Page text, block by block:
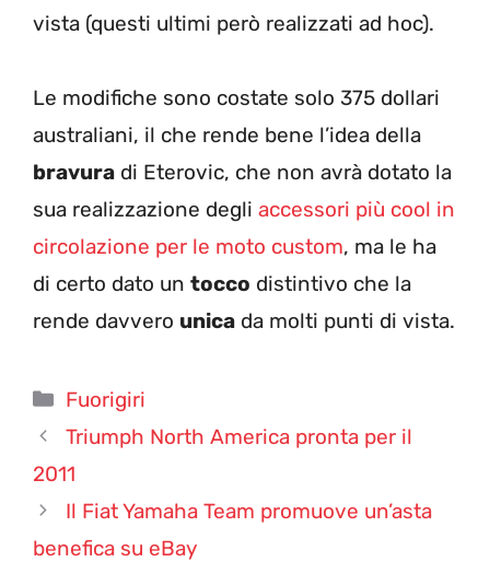
vista (questi ultimi però realizzati ad hoc).
Le modifiche sono costate solo 375 dollari
australiani, il che rende bene l’idea della
bravura di Eterovic, che non avrà dotato la
sua realizzazione degli accessori più cool in
circolazione per le moto custom, ma le ha
di certo dato un tocco distintivo che la
rende davvero unica da molti punti di vista.
Categorie
Fuorigiri
Triumph North America pronta per il
2011
Il Fiat Yamaha Team promuove un’asta
benefica su eBay